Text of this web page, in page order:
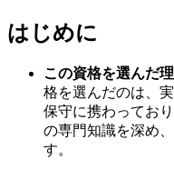
はじめに
この資格を選んだ
格を選んだのは、
保守に携わってお
の専門知識を深め
す。